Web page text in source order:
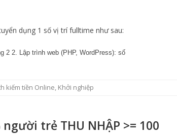
dụng 1 số vị trí fulltime như sau:
2 2. Lập trình web (PHP, WordPress): số
kiếm tiền Online, Khởi nghiệp
người trẻ THU NHẬP >= 100